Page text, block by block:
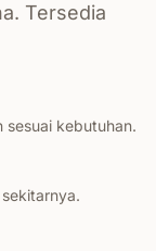
Tersedia
sesuai kebutuhan.